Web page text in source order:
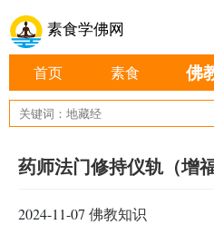
素食学佛网
首页 素食 佛
药师法门修持仪轨（增
2024-11-07 佛教知识